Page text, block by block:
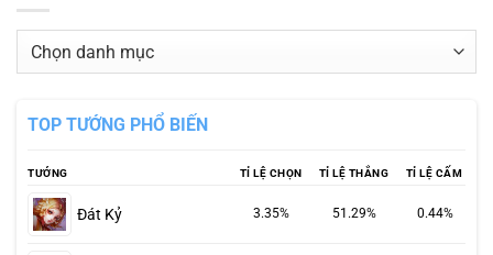
Danh
TOP TƯỚNG PHỔ BIẾN
TƯỚNG TỈ LỆ CHỌN TỈ LỆ THẮNG TỈ LỆ CẤM
Đát Kỷ 3.35% 51.29% 0.44%